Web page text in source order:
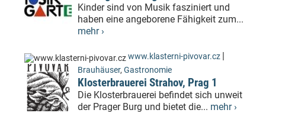
Kinder sind von Musik fasziniert und
haben eine angeborene Fähigkeit zum...
mehr ›
www.klasterni-pivovar.cz |
Brauhäuser, Gastronomie
Klosterbrauerei Strahov, Prag 1
Die Klosterbrauerei befindet sich unweit
der Prager Burg und bietet die... mehr ›